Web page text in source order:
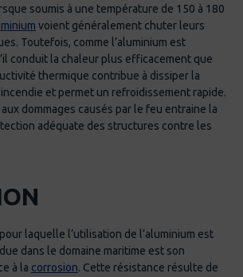
soumis à une température de 150 à 180
voient généralement chuter leurs
Toutefois, comme l’aluminium est
conduit la chaleur plus efficacement que
thermique contribue à dissiper la
et permet un refroidissement rapide.
dommages causés par le feu entraine la
adéquate des structures contre les
laquelle l’utilisation de l’aluminium est
dans le domaine maritime est son
à la corrosion. Cette résistance résulte de